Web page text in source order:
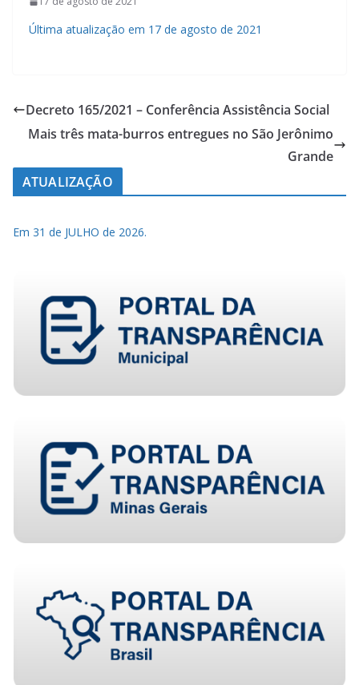
Última atualização em 17 de agosto de 2021
Decreto 165/2021 – Conferência Assistência Social
Mais três mata-burros entregues no São Jerônimo
Grande
ATUALIZAÇÃO
Em 31 de JULHO de 2026.